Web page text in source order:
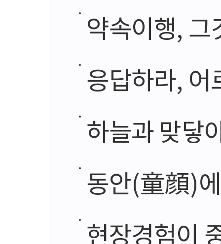
약속이행, 그
응답하라, 어
하늘과 맞닿아
동안(童顔)
현장경험이